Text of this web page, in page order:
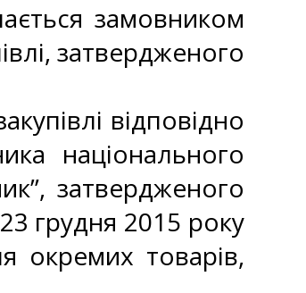
замовником
затвердженого
відповідно
національного
затвердженого
грудня 2015 року
окремих товарів,